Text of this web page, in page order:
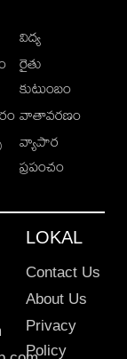
విద్య
రైతు
కుటుంబం
వాతావరణం
వ్యాపార
ప్రపంచం
LOKAL
Contact Us
About Us
Privacy
Policy